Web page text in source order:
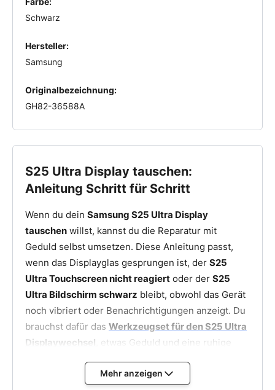
Schwarz
Hersteller:
Samsung
Originalbezeichnung:
GH82-36588A
S25 Ultra Display tauschen:
Anleitung Schritt für Schritt
Wenn du dein Samsung S25 Ultra Display
tauschen willst, kannst du die Reparatur mit
Geduld selbst umsetzen. Diese Anleitung passt,
wenn das Displayglas gesprungen ist, der S25
Ultra Touchscreen nicht reagiert oder der S25
Ultra Bildschirm schwarz bleibt, obwohl das Gerät
noch vibriert oder Benachrichtigungen anzeigt. Du
brauchst dafür das Werkzeugset für den S25 Ultra
Displaywechsel , etwas Geduld und eine ruhige
1. Vorbereitung
Mehr anzeigen